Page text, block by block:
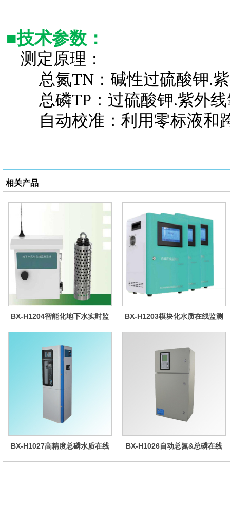
■技术参数：
测定原理：
总氮TN：碱性过硫酸钾.紫
总磷TP：过硫酸钾.紫外线
自动校准：利用零标液和
相关产品
BX-H1204智能化地下水实时监
BX-H1203模块化水质在线监测
BX-H1027高精度总磷水质在线
BX-H1026自动总氮&总磷在线